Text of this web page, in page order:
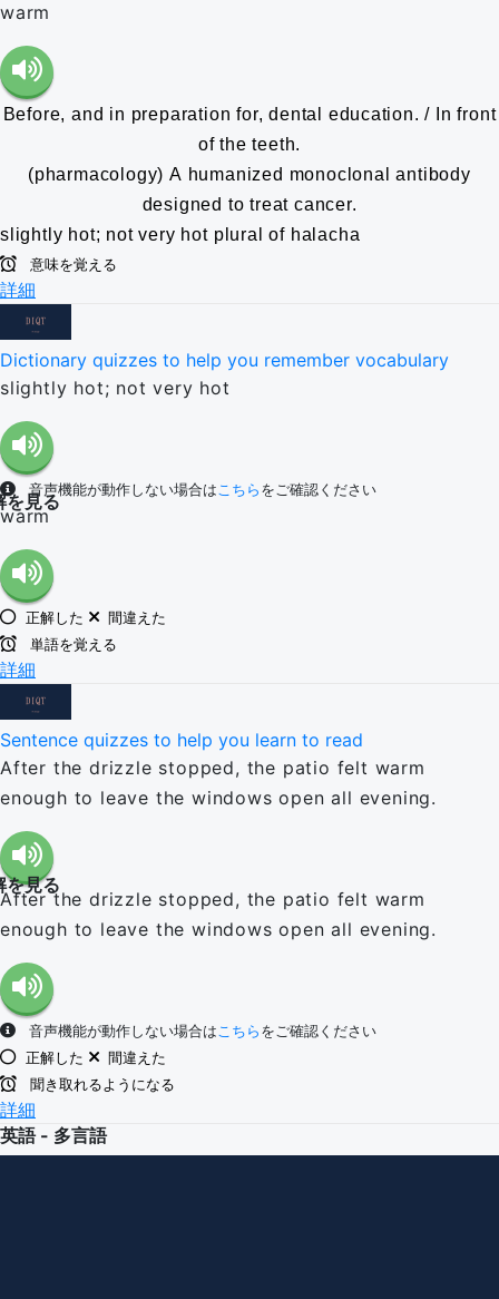
warm
Before, and in preparation for, dental education. / In front
of the teeth.
(pharmacology) A humanized monoclonal antibody
designed to treat cancer.
slightly hot; not very hot plural of halacha
意味を覚える
詳細
Dictionary quizzes to help you remember vocabulary
slightly hot; not very hot
音声機能が動作しない場合はこちら をご確認ください
を見る
warm
正解した
間違えた
単語を覚える
詳細
Sentence quizzes to help you learn to read
After the drizzle stopped, the patio felt warm
enough to leave the windows open all evening.
を見る
After the drizzle stopped, the patio felt warm
enough to leave the windows open all evening.
音声機能が動作しない場合はこちら をご確認ください
正解した
間違えた
聞き取れるようになる
詳細
英語 - 多言語